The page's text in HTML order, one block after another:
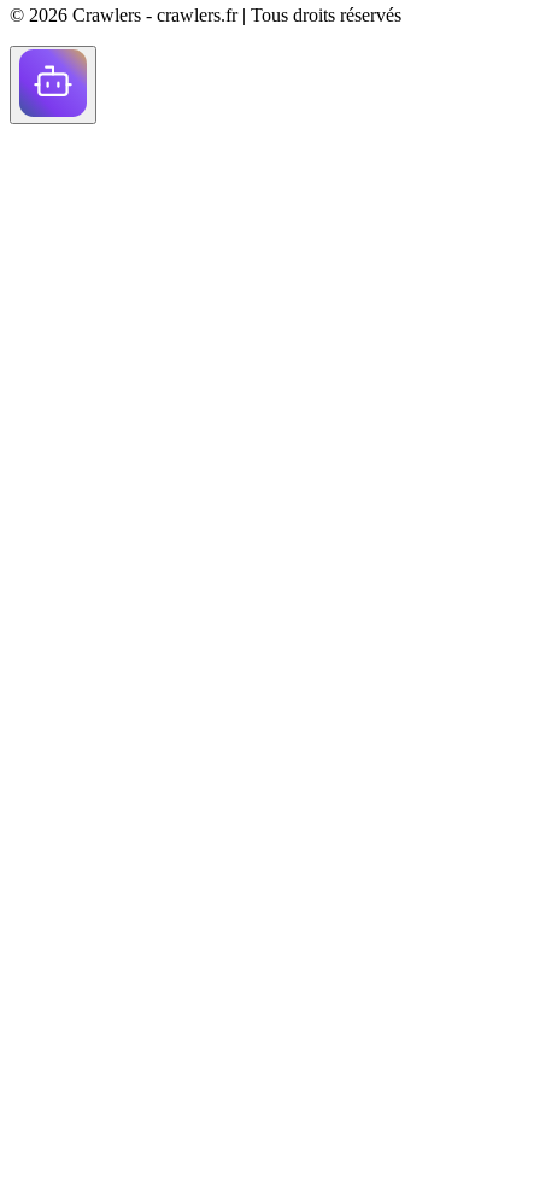
© 2026 Crawlers - crawlers.fr | Tous droits réservés